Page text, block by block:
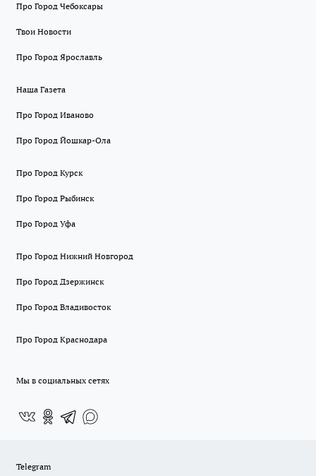
Про Город Чебоксары
Твои Новости
Про Город Ярославль
Наша Газета
Про Город Иваново
Про Город Йошкар-Ола
Про Город Курск
Про Город Рыбинск
Про Город Уфа
Про Город Нижний Новгород
Про Город Дзержинск
Про Город Владивосток
Про Город Краснодара
Мы в социальных сетях
Telegram